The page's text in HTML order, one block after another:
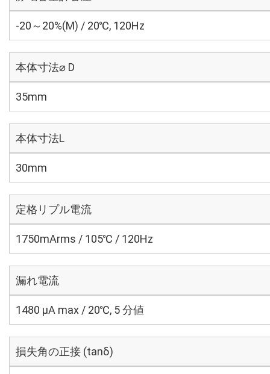
-20～20%(M) / 20℃, 120Hz
本体寸法⌀ D
35mm
本体寸法L
30mm
定格リプル電流
1750mArms / 105℃ / 120Hz
漏れ電流
1480 μA max / 20℃, 5 分値
損失角の正接 (tanδ)